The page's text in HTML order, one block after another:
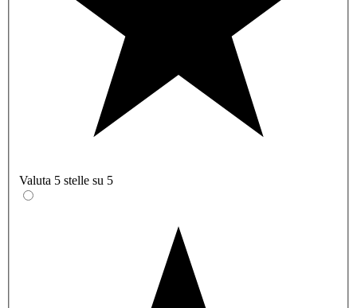
Valuta 5 stelle su 5